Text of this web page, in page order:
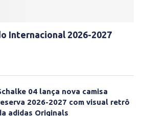
Internacional 2026-2027
04 lança nova camisa
2026-2027 com visual retrô
adidas Originals